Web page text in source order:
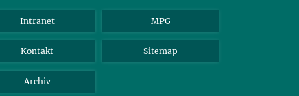
Intranet MPG
Kontakt Sitemap
Archiv